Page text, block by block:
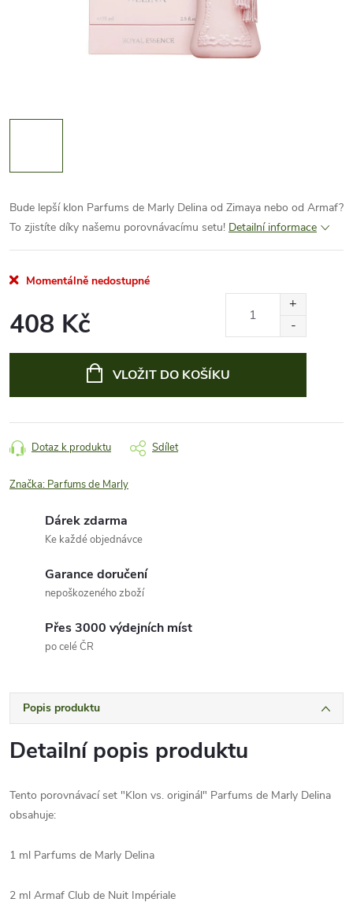
Bude lepší klon Parfums de Marly Delina od Zimaya nebo od Armaf?
To zjistíte díky našemu porovnávacímu setu! Detailní informace
Momentálně nedostupné
408 Kč
VLOŽIT DO KOŠÍKU
Dotaz k produktu Sdílet
Značka: Parfums de Marly
Dárek zdarma
Ke každé objednávce
Garance doručení
nepoškozeného zboží
Přes 3000 výdejních míst
po celé ČR
Popis produktu
Detailní popis produktu
Tento porovnávací set "Klon vs. originál" Parfums de Marly Delina
obsahuje:
1 ml Parfums de Marly Delina
2 ml Armaf Club de Nuit Impériale